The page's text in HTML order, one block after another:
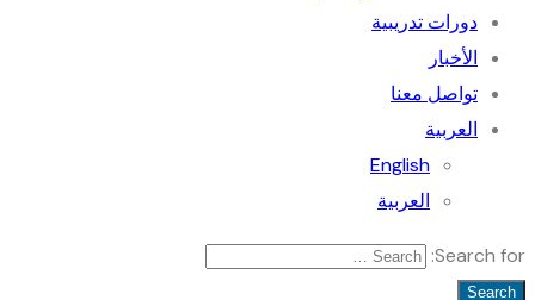
دورات تدريبية
الأخبار
تواصل معنا
العربية
English
العربية
Search for: